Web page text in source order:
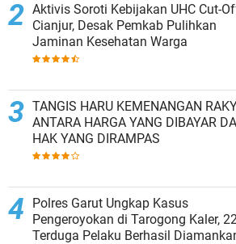
Aktivis Soroti Kebijakan UHC Cut-
Cianjur, Desak Pemkab Pulihkan
Jaminan Kesehatan Warga
TANGIS HARU KEMENANGAN
ANTARA HARGA YANG DIBAYAR
HAK YANG DIRAMPAS
Polres Garut Ungkap Kasus
Pengeroyokan di Tarogong Kaler, 22
Terduga Pelaku Berhasil